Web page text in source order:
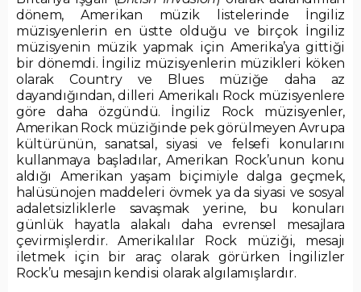
dönem, Amerikan müzik listelerinde İngiliz
müzisyenlerin en üstte olduğu ve birçok İngiliz
müzisyenin müzik yapmak için Amerika’ya gittiği
bir dönemdi. İngiliz müzisyenlerin müzikleri köken
olarak Country ve Blues müziğe daha az
dayandığından, dilleri Amerikalı Rock müzisyenlere
göre daha özgündü. İngiliz Rock müzisyenler,
Amerikan Rock müziğinde pek görülmeyen Avrupa
kültürünün, sanatsal, siyasi ve felsefi konularını
kullanmaya başladılar, Amerikan Rock’unun konu
aldığı Amerikan yaşam biçimiyle dalga geçmek,
halüsünojen maddeleri övmek ya da siyasi ve sosyal
adaletsizliklerle savaşmak yerine, bu konuları
günlük hayatla alakalı daha evrensel mesajlara
çevirmişlerdir. Amerikalılar Rock müziği, mesajı
iletmek için bir araç olarak görürken İngilizler
Rock’u mesajın kendisi olarak algılamışlardır.